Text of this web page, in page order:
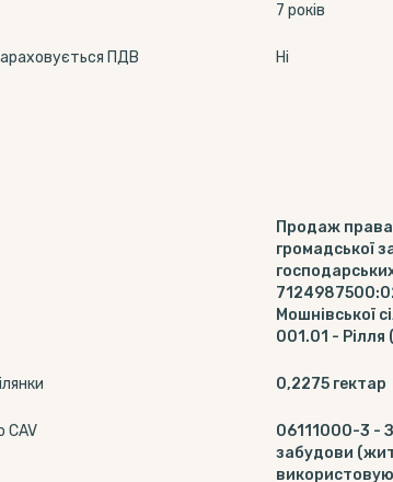
7 років
ПДВ Ні
Продаж права
громадської
Мошнівської
001.01 - Рілля
0,2275 гектар
CAV 06111000-3 -
забудови